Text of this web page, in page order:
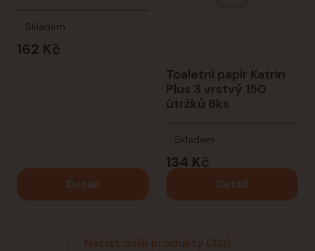
162 Kč
Skladem
Detail
Toaletní papír Katrin
Plus 3 vrstvý 150
útržků 8ks
134 Kč
Skladem
Detail
Načíst další produkty (20)